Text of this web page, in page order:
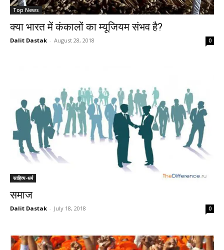
Top News
क्या भारत में कंकालों का म्यूजियम संभव है?
Dalit Dastak - August 28, 2018 0
साहित्य-धर्म
समाज
Dalit Dastak - July 18, 2018 0